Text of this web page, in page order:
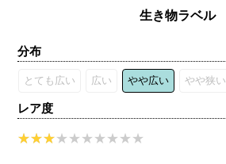
生き物ラベル
分布
とても広い 広い やや広い やや狭い
レア度